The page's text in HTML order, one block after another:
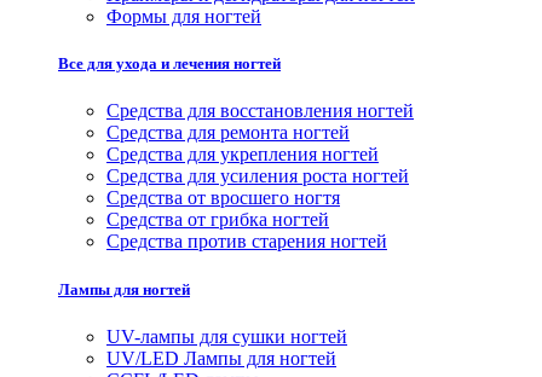
Формы для ногтей
Все для ухода и лечения ногтей
Средства для восстановления ногтей
Средства для ремонта ногтей
Средства для укрепления ногтей
Средства для усиления роста ногтей
Средства от вросшего ногтя
Средства от грибка ногтей
Средства против старения ногтей
Лампы для ногтей
UV-лампы для сушки ногтей
UV/LED Лампы для ногтей